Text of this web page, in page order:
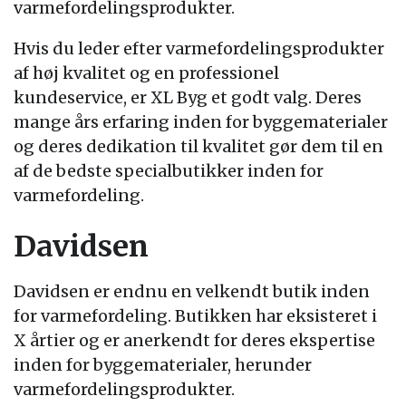
varmefordelingsprodukter.
Hvis du leder efter varmefordelingsprodukter
af høj kvalitet og en professionel
kundeservice, er XL Byg et godt valg. Deres
mange års erfaring inden for byggematerialer
og deres dedikation til kvalitet gør dem til en
af de bedste specialbutikker inden for
varmefordeling.
Davidsen
Davidsen er endnu en velkendt butik inden
for varmefordeling. Butikken har eksisteret i
X årtier og er anerkendt for deres ekspertise
inden for byggematerialer, herunder
varmefordelingsprodukter.